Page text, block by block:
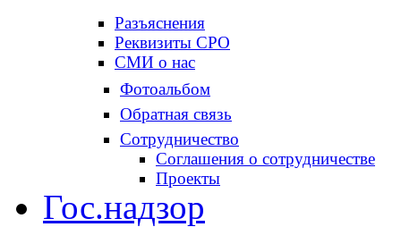
Разъяснения
Реквизиты СРО
СМИ о нас
Фотоальбом
Обратная связь
Сотрудничество
Соглашения о сотрудничестве
Проекты
Гос.надзор